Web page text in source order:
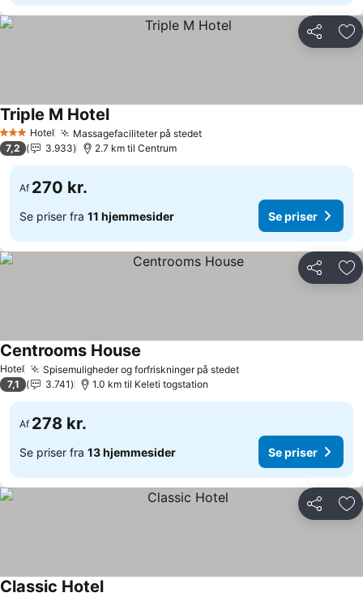
Del
3 StjernerHotel Massagefaciliteter på stedet
Triple M Hotel
7,2 3.933 2.7 km til Centrum
Af 270 kr.
Se priser fra 11 hjemmesider Se priser
Del
Hotel Spisemuligheder og forfriskninger på stedet
Centrooms House
7,1 3.741 1.0 km til Keleti togstation
Af 278 kr.
Se priser fra 13 hjemmesider Se priser
Del
Classic Hotel